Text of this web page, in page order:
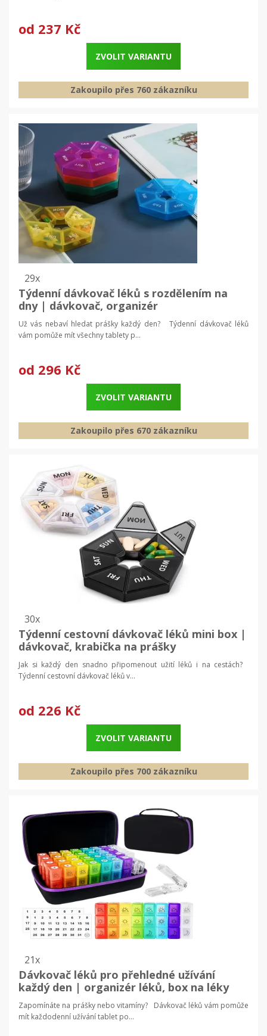
od 237 Kč
ZVOLIT VARIANTU
Zakoupilo přes 760 zákazníku
29x
Týdenní dávkovač léků s rozdělením na
dny | dávkovač, organizér
Už vás nebaví hledat prášky každý den? Týdenní dávkovač léků
vám pomůže mít všechny tablety p...
od 296 Kč
ZVOLIT VARIANTU
Zakoupilo přes 670 zákazníku
30x
Týdenní cestovní dávkovač léků mini box |
dávkovač, krabička na prášky
Jak si každý den snadno připomenout užití léků i na cestách?
Týdenní cestovní dávkovač léků v...
od 226 Kč
ZVOLIT VARIANTU
Zakoupilo přes 700 zákazníku
21x
Dávkovač léků pro přehledné užívání
každý den | organizér léků, box na léky
Zapomínáte na prášky nebo vitamíny? Dávkovač léků vám pomůže
mít každodenní užívání tablet po...